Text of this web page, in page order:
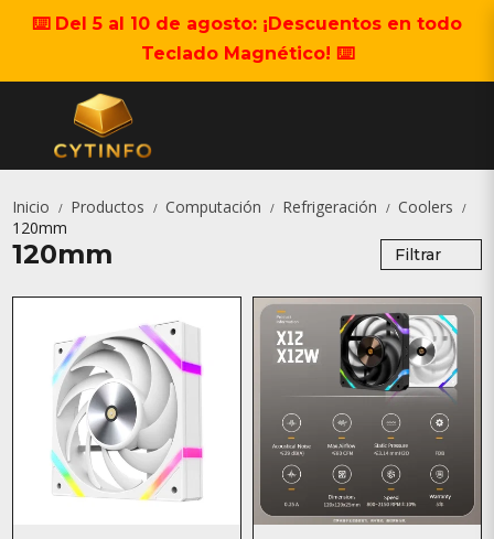
⌨️ Del 5 al 10 de agosto: ¡Descuentos en todo
Teclado Magnético! ⌨️
Inicio / Productos / Computación / Refrigeración / Coolers /
120mm
120mm Filtrar